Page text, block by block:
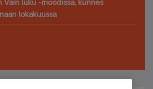
Vain luku -moodissa, kunnes
lokakuussa